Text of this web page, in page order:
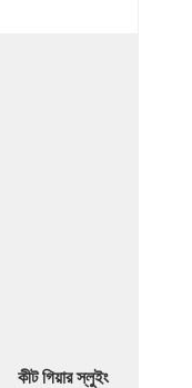
কীট গিয়ার স্লুইং